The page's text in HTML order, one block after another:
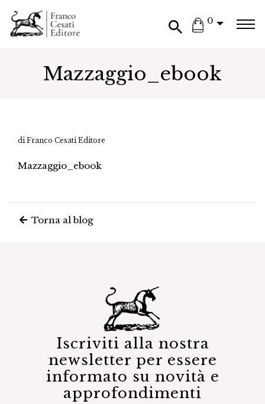
0
Mazzaggio_ebook
di Franco Cesati Editore
Mazzaggio_ebook
Torna al blog
Iscriviti alla nostra
newsletter per essere
informato su novità e
approfondimenti